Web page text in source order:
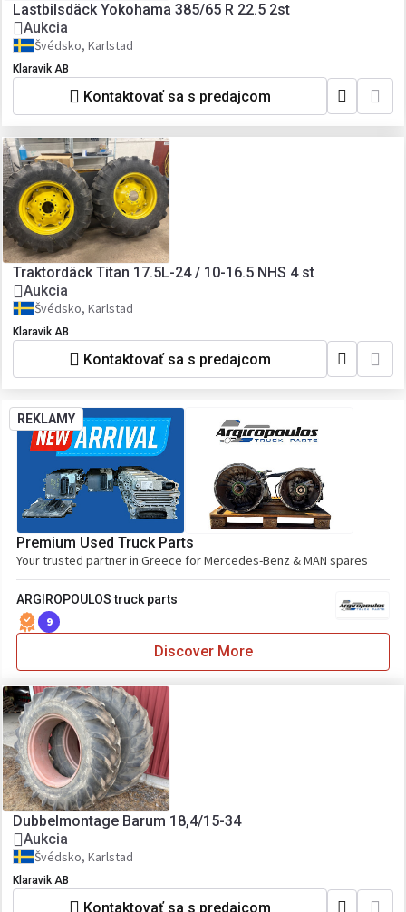
Lastbilsdäck Yokohama 385/65 R 22.5 2st
Aukcia
Švédsko, Karlstad
Klaravik AB
Kontaktovať sa s predajcom
Traktordäck Titan 17.5L-24 / 10-16.5 NHS 4 st
Aukcia
Švédsko, Karlstad
Klaravik AB
Kontaktovať sa s predajcom
REKLAMY
Premium Used Truck Parts
Your trusted partner in Greece for Mercedes-Benz & MAN spares
ARGIROPOULOS truck parts
9
Discover More
Dubbelmontage Barum 18,4/15-34
Aukcia
Švédsko, Karlstad
Klaravik AB
Kontaktovať sa s predajcom